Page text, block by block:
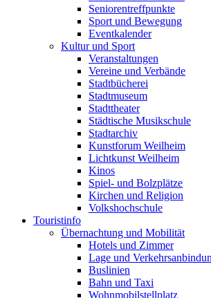
Seniorentreffpunkte
Sport und Bewegung
Eventkalender
Kultur und Sport
Veranstaltungen
Vereine und Verbände
Stadtbücherei
Stadtmuseum
Stadttheater
Städtische Musikschule
Stadtarchiv
Kunstforum Weilheim
Lichtkunst Weilheim
Kinos
Spiel- und Bolzplätze
Kirchen und Religion
Volkshochschule
Touristinfo
Übernachtung und Mobilität
Hotels und Zimmer
Lage und
Buslinien
Bahn und Taxi
Wohnmobilstellplatz